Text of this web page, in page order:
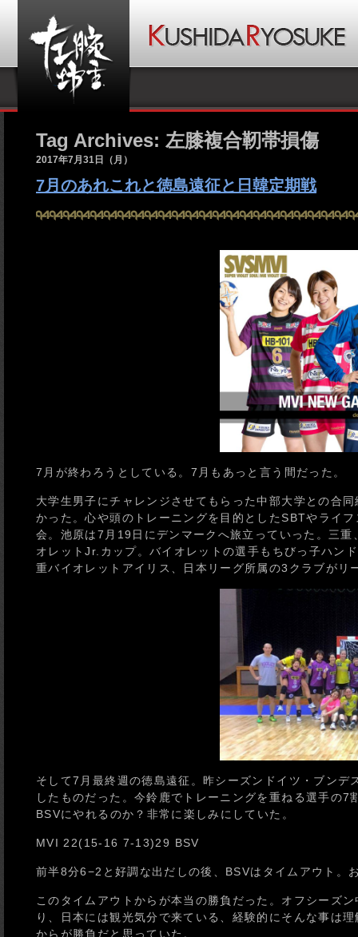
Tag Archives: 左膝複合靭帯損傷
2017年7月31日（月）
7月のあれこれと徳島遠征と日韓定期戦
7月が終わろうとしている。7月もあっと言う間だった。
大学生男子にチャレンジさせてもらった中部大学との合
かった。心や頭のトレーニングを目的としたSBTやライ
会。池原は7月19日にデンマークへ旅立っていった。三
オレットJr.カップ。バイオレットの選手もちびっ子ハン
重バイオレットアイリス、日本リーグ所属の3クラブがリ
そして7月最終週の徳島遠征。昨シーズンドイツ・ブン
したものだった。今鈴鹿でトレーニングを重ねる選手の
BSVにやれるのか？非常に楽しみにしていた。
MVI 22(15-16 7-13)29 BSV
前半8分6−2と好調な出だしの後、BSVはタイムアウト。
このタイムアウトからが本当の勝負だった。オフシーズ
り、日本には観光気分で来ている、経験的にそんな事は
からが勝負だと思っていた。